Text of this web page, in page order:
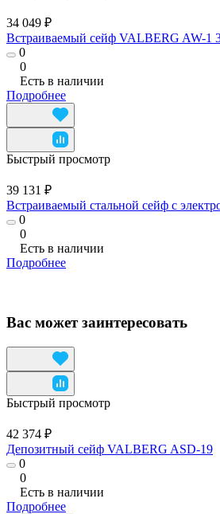
34 049 ₽
Встраиваемый сейф VALBERG AW-1
0
0
Есть в наличии
Подробнее
Быстрый просмотр
39 131 ₽
Встраиваемый стальной сейф с
0
0
Есть в наличии
Подробнее
Вас может заинтересовать
Быстрый просмотр
42 374 ₽
Депозитный сейф VALBERG ASD-19
0
0
Есть в наличии
Подробнее